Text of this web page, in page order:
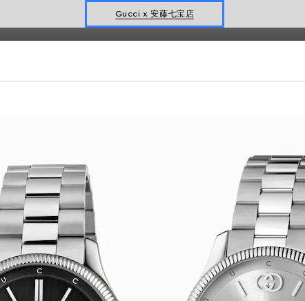
Gucci x 安藤七宝店
オンライン限定 〔GGマーモント〕